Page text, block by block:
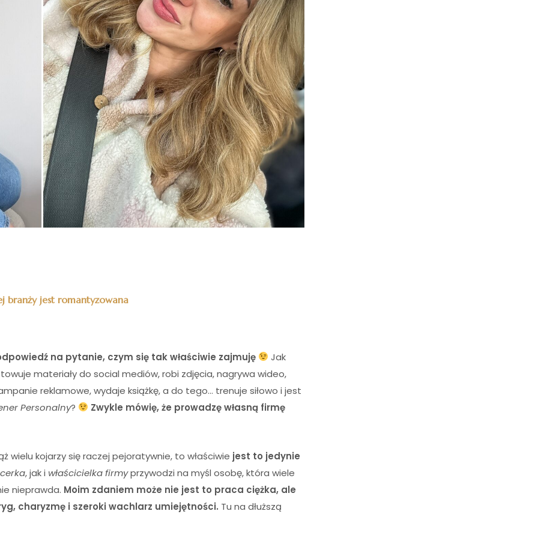
branży jest romantyzowana
na pytanie, czym się tak właściwie zajmuję
Jak
materiały do social mediów, robi zdjęcia, nagrywa wideo,
reklamowe, wydaje książkę, a do tego… trenuje siłowo i jest
Personalny? Zwykle mówię, że prowadzę własną firmę
wielu kojarzy się raczej pejoratywnie, to właściwie jest to jedynie
, jak i właścicielka firmyprzywodzi na myśl osobę, która wiele
nieprawda. Moim zdaniem może nie jest to praca ciężka, ale
charyzmę i szeroki wachlarz umiejętności. Tu na dłuższą